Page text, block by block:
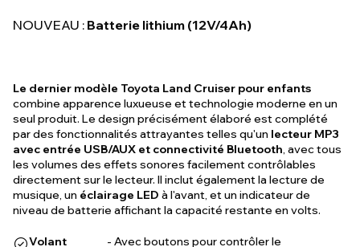
NOUVEAU : Batterie lithium (12V/4Ah)
Le dernier modèle Toyota Land Cruiser pour enfants
combine apparence luxueuse et technologie moderne en un
seul produit. Le design précisément élaboré est complété
par des fonctionnalités attrayantes telles qu'un lecteur MP3
avec entrée USB/AUX et connectivité Bluetooth, avec tous
les volumes des effets sonores facilement contrôlables
directement sur le lecteur. Il inclut également la lecture de
musique, un éclairage LED à l'avant, et un indicateur de
niveau de batterie affichant la capacité restante en volts.
Volant
- Avec boutons pour contrôler le